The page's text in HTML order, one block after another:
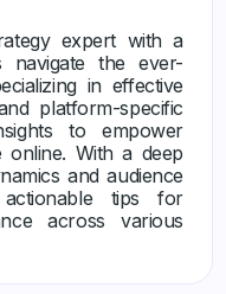
expert with a
navigate the ever-
in effective
platform-specific
to empower
With a deep
and audience
tips for
across various